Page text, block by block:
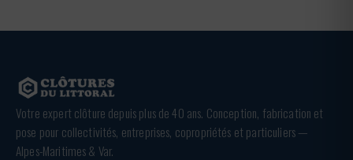
Votre expert clôture depuis plus de 40 ans. Conception, fabrication et
pose pour collectivités, entreprises, copropriétés et particuliers —
Alpes-Maritimes & Var.